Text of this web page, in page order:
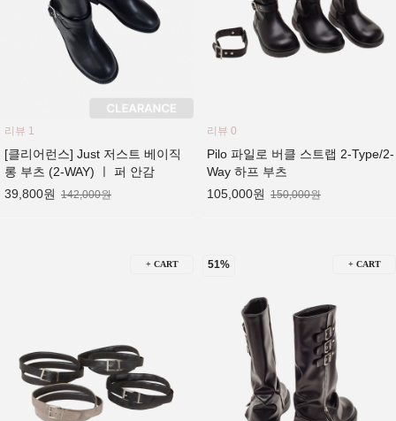
리뷰 1
[클리어런스] Just 저스트 베이직
롱 부츠 (2-WAY) ㅣ 퍼 안감
39,800원 142,000원
리뷰 0
Pilo 파일로 버클 스트랩 2-Type/2-
Way 하프 부츠
105,000원 150,000원
+ CART 51% + CART